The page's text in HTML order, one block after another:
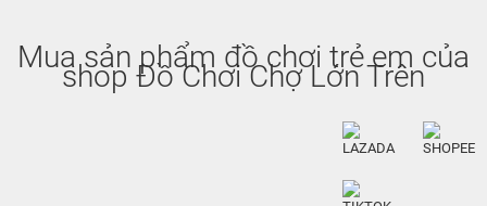
Mua sản phẩm đồ chơi trẻ em của
shop Đồ Chơi Chợ Lớn Trên